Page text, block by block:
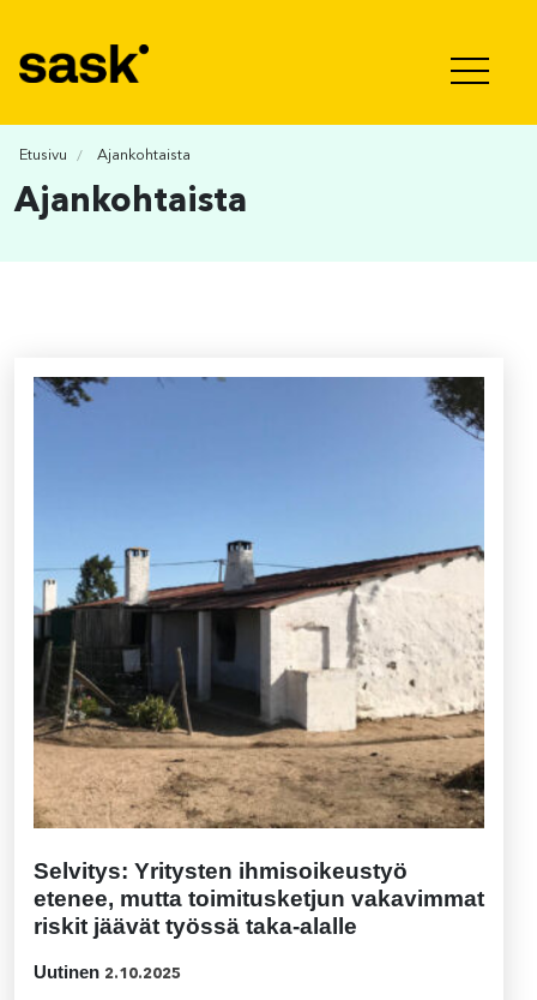
Etusivu Ajankohtaista
Ajankohtaista
Selvitys: Yritysten ihmisoikeustyö
etenee, mutta toimitusketjun vakavimmat
riskit jäävät työssä taka-alalle
Uutinen 2.10.2025